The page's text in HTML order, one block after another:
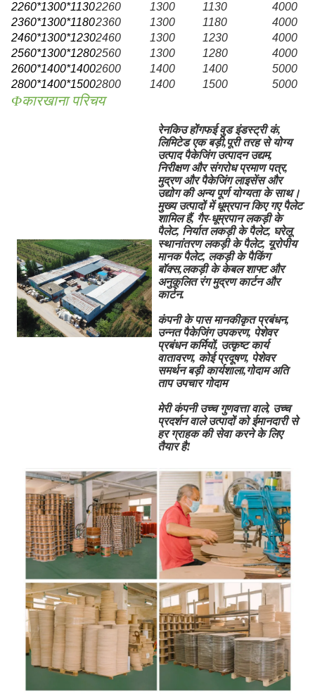
2260*1300*11302260 1300 1130
4000
2360*1300*11802360 1300 1180
4000
2460*1300*12302460 1300 1230
4000
2560*1300*12802560 1300 1280
4000
2600*1400*14002600 1400 1400
5000
2800*1400*15002800 1400 1500 5000
Φकारखाना परिचय
रेनकिउ होंगफई वुड इंडस्ट्री कं,
लिमिटेड एक बड़ी,पूरी तरह से योग्य
उत्पाद पैकेजिंग उत्पादन उद्यम,
निरीक्षण और संगरोध प्रमाण पत्र,
मुद्रण और पैकेजिंग लाइसेंस और
उद्योग की अन्य पूर्ण योग्यता के साथ।
मुख्य उत्पादों में धूम्रपान किए गए पैलेट
शामिल हैं, गैर-धूम्रपान लकड़ी के
पैलेट, निर्यात लकड़ी के पैलेट, घरेलू
स्थानांतरण लकड़ी के पैलेट, यूरोपीय
मानक पैलेट, लकड़ी के पैकिंग
बॉक्स,लकड़ी के केबल शाफ्ट और
अनुकूलित रंग मुद्रण कार्टन और
कार्टन.
कंपनी के पास मानकीकृत प्रबंधन,
उन्नत पैकेजिंग उपकरण, पेशेवर
प्रबंधन कर्मियों, उत्कृष्ट कार्य
वातावरण, कोई प्रदूषण, पेशेवर
समर्थन बड़ी कार्यशाला,गोदाम अति
ताप उपचार गोदाम
मेरी कंपनी उच्च गुणवत्ता वाले, उच्च
प्रदर्शन वाले उत्पादों को ईमानदारी से
हर ग्राहक की सेवा करने के लिए
तैयार है!